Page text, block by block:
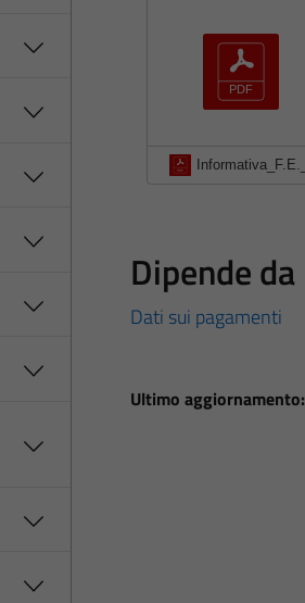
Dipende da
Dati sui pagamenti
Ultimo aggiornamento: